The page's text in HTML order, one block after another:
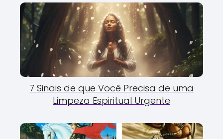
7 Sinais de que Você Precisa de uma
Limpeza Espiritual Urgente